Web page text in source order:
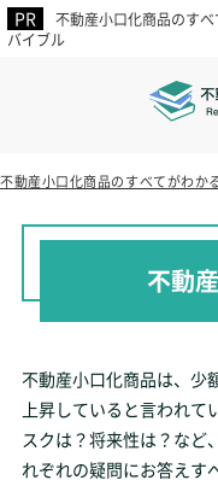
不動産小口化商品のす
バイブル
不動産小口化商品のすべてがわか
不動
不動産小口化商品は、少
上昇していると言われ
スクは？将来性は？など
れぞれの疑問にお答えす